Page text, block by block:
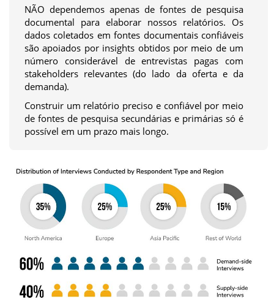
NÃO dependemos apenas de fontes de pesquisa
documental para elaborar nossos relatórios. Os
dados coletados em fontes documentais confiáveis
são apoiados por insights obtidos por meio de um
número considerável de entrevistas pagas com
stakeholders relevantes (do lado da oferta e da
demanda).
Construir um relatório preciso e confiável por meio
de fontes de pesquisa secundárias e primárias só é
possível em um prazo mais longo.